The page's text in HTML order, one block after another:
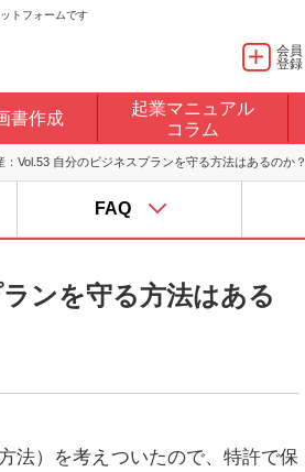
トフォームです
会員
登録
書作成
起業マニュアル
コラム
：Vol.53 自分のビジネスプランを守る方法はあるのか？
FAQ
ンを守る方法はある
法）を考えついたので、特許で保